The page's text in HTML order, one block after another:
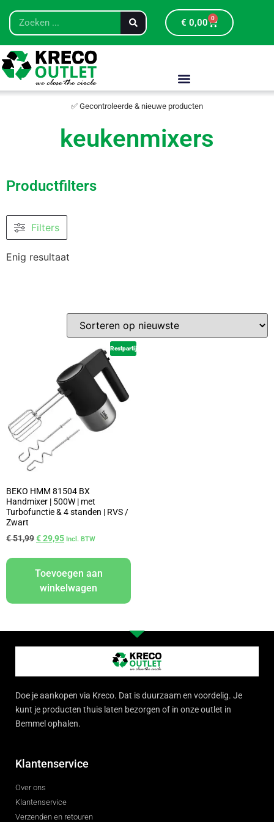
€ 0,00 0
✅ Gecontroleerde & nieuwe producten
keukenmixers
Productfilters
Filters
Enig resultaat
Restpartij
BEKO HMM 81504 BX
Handmixer | 500W | met
Turbofunctie & 4 standen | RVS /
Zwart
€51,99€29,95 Incl. BTW
Toevoegen aan
winkelwagen
Doe je aankopen via Kreco. Dat is duurzaam en voordelig. Je
kunt je producten thuis laten bezorgen of in onze outlet in
Bemmel ophalen.
Klantenservice
Over ons
Klantenservice
Verzenden en retouren